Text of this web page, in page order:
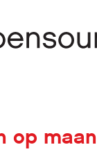
op